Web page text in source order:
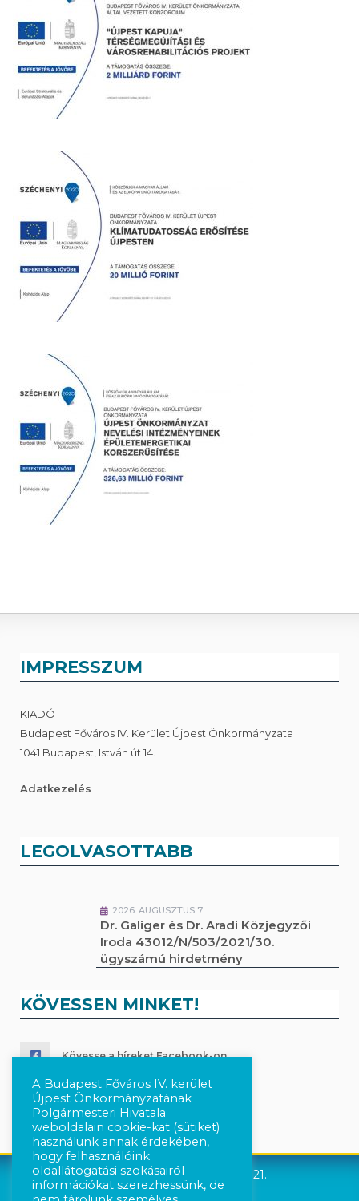
IMPRESSZUM
KIADÓ
Budapest Főváros IV. Kerület Újpest Önkormányzata
1041 Budapest, István út 14.
Adatkezelés
LEGOLVASOTTABB
2026. AUGUSZTUS 7.
Dr. Galiger és Dr. Aradi Közjegyzői
Iroda 43012/N/503/2021/30.
ügyszámú hirdetmény
KÖVESSEN MINKET!
Kövesse a híreket Facebook-on
Követés Instagram-on
Újpest Önkormányzata © 2021.
A Budapest Főváros IV. kerület
Újpest Önkormányzatának
Polgármesteri Hivatala
weboldalain cookie-kat (sütiket)
használunk annak érdekében,
hogy felhasználóink
oldallátogatási szokásairól
információkat szerezhessünk, de